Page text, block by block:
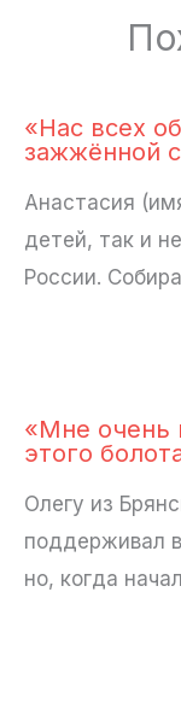
«Нас всех
зажжённой
Анастасия
детей, так и
России.
«Мне очень
этого
Олегу из
поддерживал
но, когда